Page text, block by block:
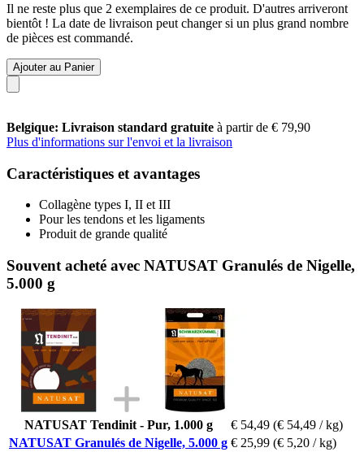
Il ne reste plus que 2 exemplaires de ce produit. D'autres arriveront
bientôt ! La date de livraison peut changer si un plus grand nombre
de pièces est commandé.
Ajouter au Panier
Belgique: Livraison standard gratuite à partir de € 79,90
Plus d'informations sur l'envoi et la livraison
Caractéristiques et avantages
Collagène types I, II et III
Pour les tendons et les ligaments
Produit de grande qualité
Souvent acheté avec NATUSAT Granulés de Nigelle,
5.000 g
NATUSAT Tendinit - Pur, 1.000 g € 54,49 (€ 54,49 / kg)
NATUSAT Granulés de Nigelle, 5.000 g € 25,99 (€ 5,20 / kg)